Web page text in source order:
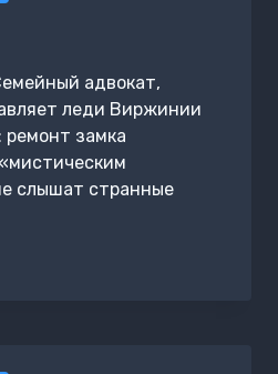
адвокат,
леди Виржинии
ремонт замка
слышат странные